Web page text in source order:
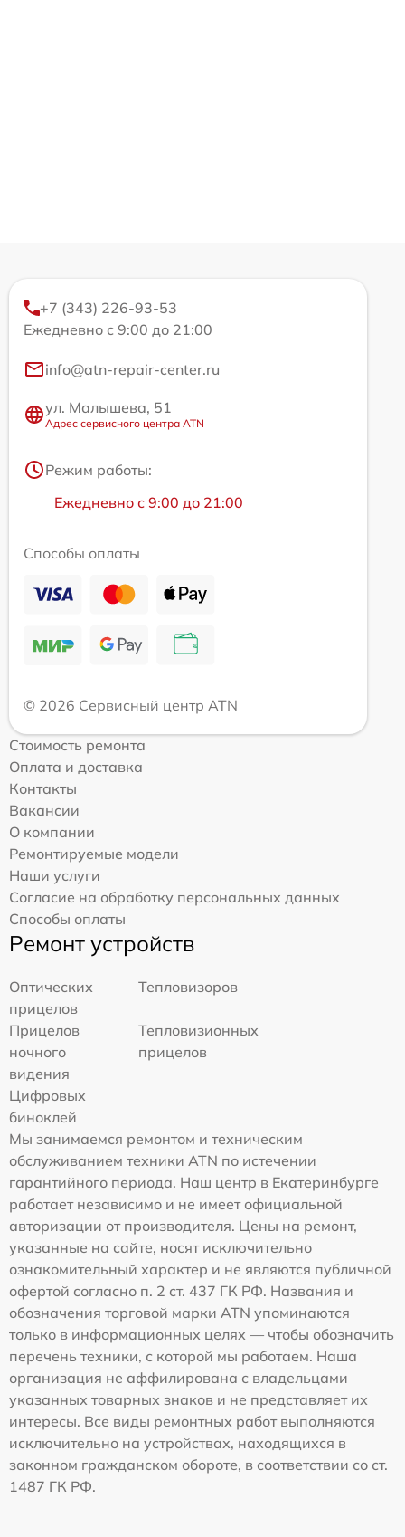
+7 (343) 226-93-53
Ежедневно с 9:00 до 21:00
info@atn-repair-center.ru
ул. Малышева, 51
Адрес сервисного центра ATN
Режим работы:
Ежедневно с 9:00 до 21:00
Способы оплаты
© 2026 Сервисный центр ATN
Стоимость ремонта
Оплата и доставка
Контакты
Вакансии
О компании
Ремонтируемые модели
Наши услуги
Согласие на обработку персональных данных
Способы оплаты
Ремонт устройств
Оптических
прицелов
Тепловизоров
Прицелов
ночного
видения
Тепловизионных
прицелов
Цифровых
биноклей
Мы занимаемся ремонтом и техническим
обслуживанием техники ATN по истечении
гарантийного периода. Наш центр в Екатеринбурге
работает независимо и не имеет официальной
авторизации от производителя. Цены на ремонт,
указанные на сайте, носят исключительно
ознакомительный характер и не являются публичной
офертой согласно п. 2 ст. 437 ГК РФ. Названия и
обозначения торговой марки ATN упоминаются
только в информационных целях — чтобы обозначить
перечень техники, с которой мы работаем. Наша
организация не аффилирована с владельцами
указанных товарных знаков и не представляет их
интересы. Все виды ремонтных работ выполняются
исключительно на устройствах, находящихся в
законном гражданском обороте, в соответствии со ст.
1487 ГК РФ.